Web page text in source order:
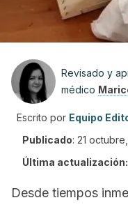
Revisado y
médico
Escrito por Equipo
Publicado: 21
Última actualización:
Desde tiempos